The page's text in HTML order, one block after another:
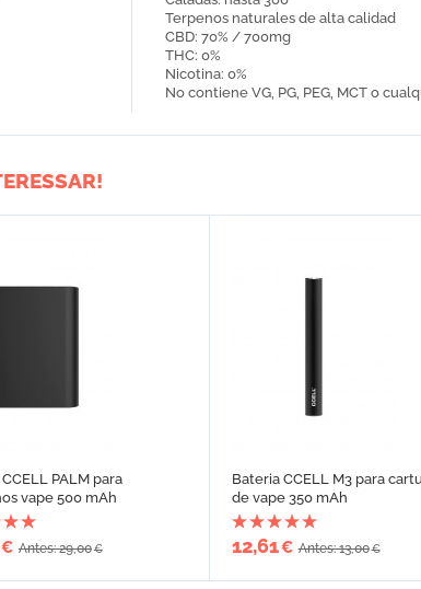
Terpenos naturales de alta calidad
CBD: 70% / 700mg
THC: 0%
Nicotina: 0%
No contiene VG, PG, PEG, MCT o
PALM para
vape 500 mAh
€ Antes: 29,00€
Bateria CCELL M3 para
de vape 350 mAh
12,61€ Antes: 13,00€